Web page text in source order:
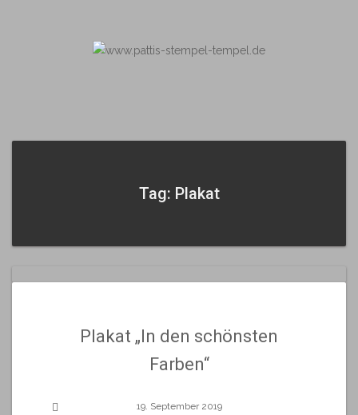
Tag: Plakat
Plakat „In den schönsten
Farben“
19. September 2019